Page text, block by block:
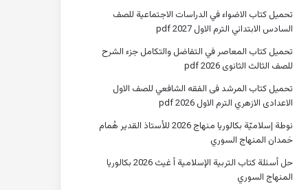
تحميل كتاب الاضواء في الدراسات الاجتماعية للصف
السادس الابتدائي الترم الاول 2027 pdf
تحميل كتاب المعاصر في التفاضل والتكامل جزء الشرح
للصف الثالث الثانوى 2026 pdf
تحميل كتاب المرشد فى الفقه الشافعي للصف الاول
الاعدادى الازهري الترم الاول 2026 pdf
نوطة إسلاميّة بكالوريا منهاج 2026 للأستاذ القدير هُمام
حَمدان المنهاج السوري
حل أسئلة كتاب التربية الإسلامية أ غيث 2026 بكالوريا
المنهاج السوري